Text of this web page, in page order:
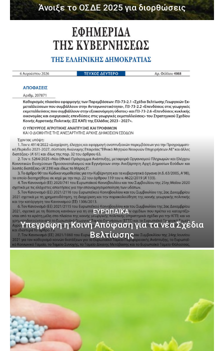
Άνοιξε το ΟΣΔΕ 2025 για διορθώσεις
ΕΥΡΩΠΑΪΚΆ
Υπεγράφη η Κοινή Απόφαση για τα νέα Σχέδια
Βελτίωσης